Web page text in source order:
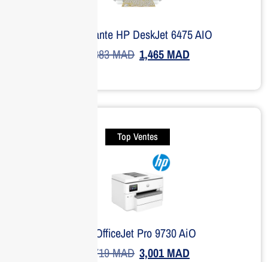
Imprimante HP DeskJet 6475 AIO
1,883MAD 1,465 MAD
Top Ventes
HP OfficeJet Pro 9730 AiO
3,719MAD 3,001MAD